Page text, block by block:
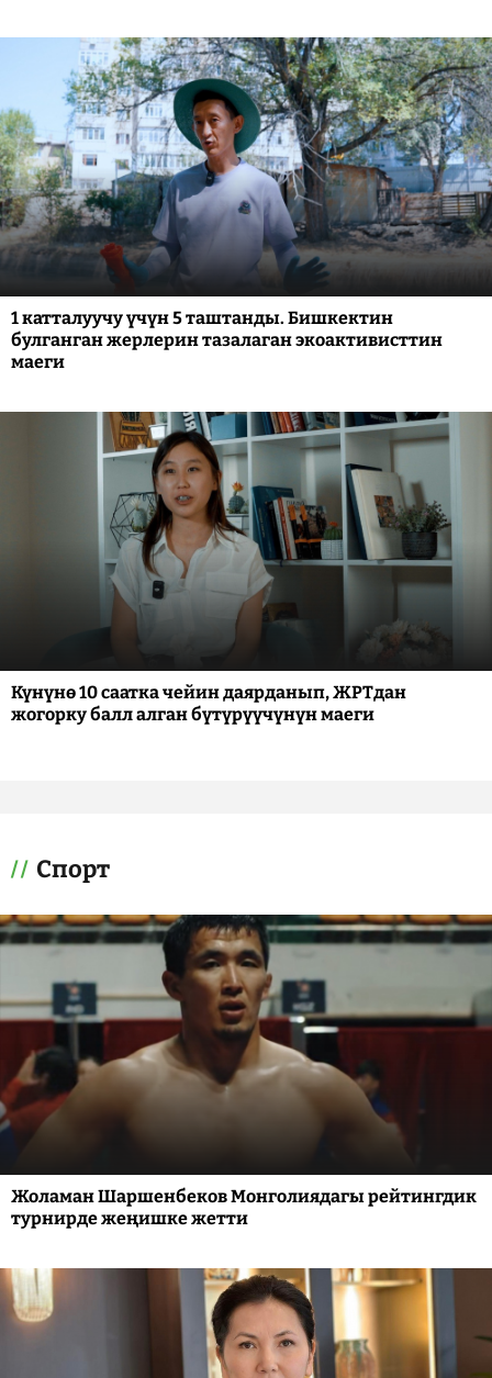
1 катталуучу үчүн 5 таштанды. Бишкектин
булганган жерлерин тазалаган экоактивисттин
маеги
Күнүнө 10 саатка чейин даярданып, ЖРТдан
жогорку балл алган бүтүрүүчүнүн маеги
Спорт
Жоламан Шаршенбеков Монголиядагы рейтингдик
турнирде жеңишке жетти